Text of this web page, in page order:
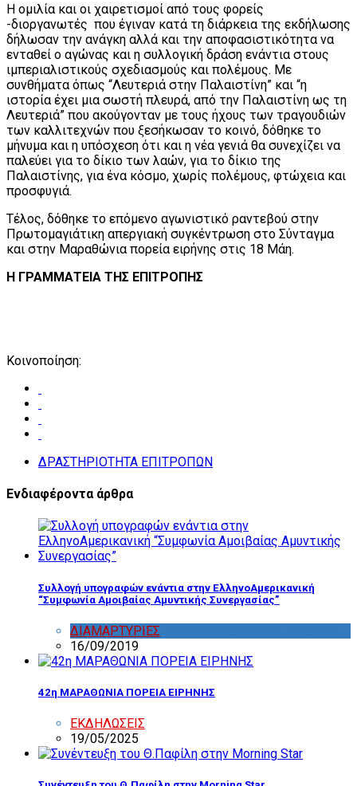
Η ομιλία και οι χαιρετισμοί από τους φορείς
-διοργανωτές που έγιναν κατά τη διάρκεια της εκδήλωσης
δήλωσαν την ανάγκη αλλά και την αποφασιστικότητα να
ενταθεί ο αγώνας και η συλλογική δράση ενάντια στους
ιμπεριαλιστικούς σχεδιασμούς και πολέμους. Με
συνθήματα όπως “Λευτεριά στην Παλαιστίνη” και “η
ιστορία έχει μια σωστή πλευρά, από την Παλαιστίνη ως τη
Λευτεριά” που ακούγονταν με τους ήχους των τραγουδιών
των καλλιτεχνών που ξεσήκωσαν το κοινό, δόθηκε το
μήνυμα και η υπόσχεση ότι και η νέα γενιά θα συνεχίζει να
παλεύει για το δίκιο των λαών, για το δίκιο της
Παλαιστίνης, για ένα κόσμο, χωρίς πολέμους, φτώχεια και
προσφυγιά.
Τέλος, δόθηκε το επόμενο αγωνιστικό ραντεβού στην
Πρωτομαγιάτικη απεργιακή συγκέντρωση στο Σύνταγμα
και στην Μαραθώνια πορεία ειρήνης στις 18 Μάη.
Η ΓΡΑΜΜΑΤΕΙΑ ΤΗΣ ΕΠΙΤΡΟΠΗΣ
Κοινοποίηση:
ΔΡΑΣΤΗΡΙΟΤΗΤΑ ΕΠΙΤΡΟΠΩΝ
Ενδιαφέροντα άρθρα
Συλλογή υπογραφών ενάντια στην ΕλληνοΑμερικανική
“Συμφωνία Αμοιβαίας Αμυντικής Συνεργασίας”
ΔΙΑΜΑΡΤΥΡΙΕΣ
16/09/2019
42η ΜΑΡΑΘΩΝΙΑ ΠΟΡΕΙΑ ΕΙΡΗΝΗΣ
ΕΚΔΗΛΩΣΕΙΣ
19/05/2025